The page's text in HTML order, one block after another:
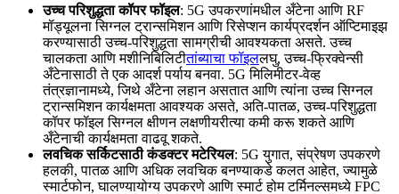
उच्च परिशुद्धता कॉपर फॉइल: 5G उपकरणांमधील अँटेना आणि RF
मॉड्यूलना सिग्नल ट्रान्समिशन आणि रिसेप्शन कार्यप्रदर्शन ऑप्टिमाइझ
करण्यासाठी उच्च-परिशुद्धता सामग्रीची आवश्यकता असते. उच्च
चालकता आणि मशीनिबिलिटीतांब्याचा फॉइललघु, उच्च-फ्रिक्वेन्सी
अँटेनासाठी ते एक आदर्श पर्याय बनवा. 5G मिलिमीटर-वेव्ह
तंत्रज्ञानामध्ये, जिथे अँटेना लहान असतात आणि त्यांना उच्च सिग्नल
ट्रान्समिशन कार्यक्षमता आवश्यक असते, अति-पातळ, उच्च-परिशुद्धता
कॉपर फॉइल सिग्नल क्षीणन लक्षणीयरीत्या कमी करू शकते आणि
अँटेनाची कार्यक्षमता वाढवू शकते.
लवचिक सर्किटसाठी कंडक्टर मटेरियल: 5G युगात, संप्रेषण उपकरणे
हलकी, पातळ आणि अधिक लवचिक बनण्याकडे कलत आहेत, ज्यामुळे
स्मार्टफोन, घालण्यायोग्य उपकरणे आणि स्मार्ट होम टर्मिनल्समध्ये FPC